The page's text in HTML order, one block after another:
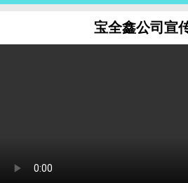
宝全鑫公司宣